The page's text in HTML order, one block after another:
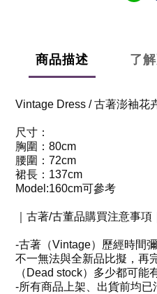
商品描述 了
Vintage Dress /古著澎袖花
尺寸：
胸圍： 80cm
腰圍： 72cm
裙長： 137cm
Model:160cm可參考
｜古著/古董品購買注意事項
-古著（Vintage）歷經時間
不一無法與全新品比擬，再
（ Dead stock）多少都可能
-所有商品上架、出貨前均